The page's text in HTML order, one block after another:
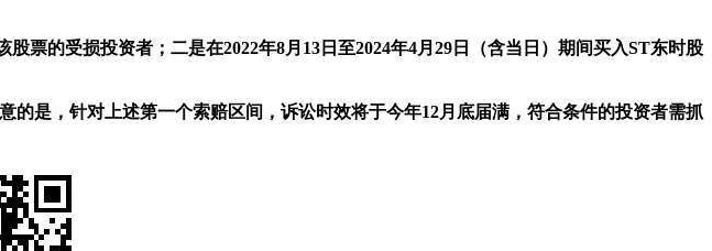
票的受损投资者；二是在2022年8月13日至2024年4月29日（含当日）期间买入ST东时股
是，针对上述第一个索赔区间，诉讼时效将于今年12月底届满，符合条件的投资者需抓